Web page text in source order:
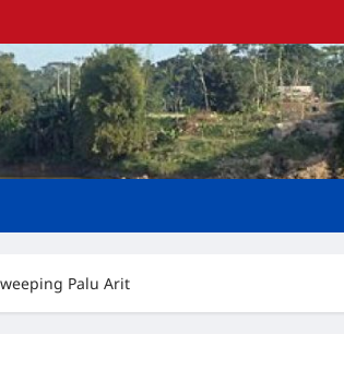
Palu Arit